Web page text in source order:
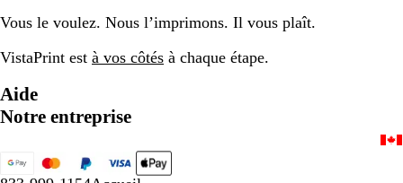
Vous le voulez. Nous l’imprimons. Il vous plaît.
VistaPrint est à vos côtés à chaque étape.
Aide
Notre entreprise